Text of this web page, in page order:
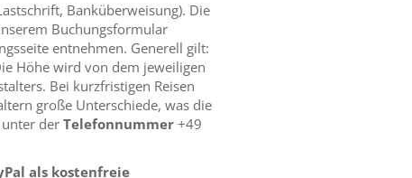
Banküberweisung). Die
Buchungsformular
entnehmen. Generell gilt:
Höhe wird von dem jeweiligen
Bei kurzfristigen Reisen
große Unterschiede, was die
der Telefonnummer +49
als kostenfreie